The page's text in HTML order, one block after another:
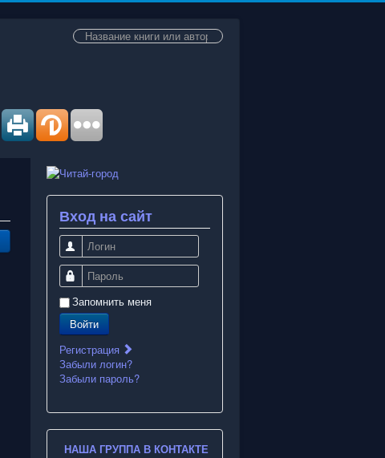
Искать...
Вход на сайт
Логин
Пароль
Запомнить меня
Войти
Регистрация
Забыли логин?
Забыли пароль?
НАША ГРУППА В КОНТАКТЕ